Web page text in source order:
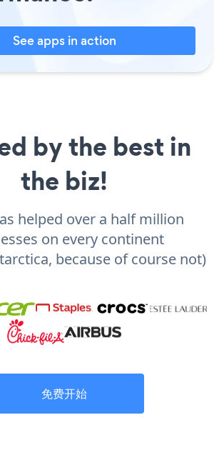
See apps in action
by the best in
the biz!
helped over a half million
on every continent
because of course not)
免费开始